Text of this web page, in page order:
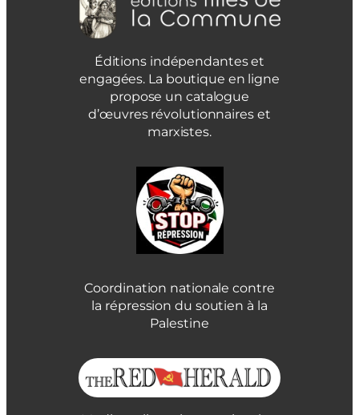
Éditions indépendantes et
engagées. La boutique en ligne
propose un catalogue
d’œuvres révolutionnaires et
marxistes.
Coordination nationale contre
la répression du soutien à la
Palestine